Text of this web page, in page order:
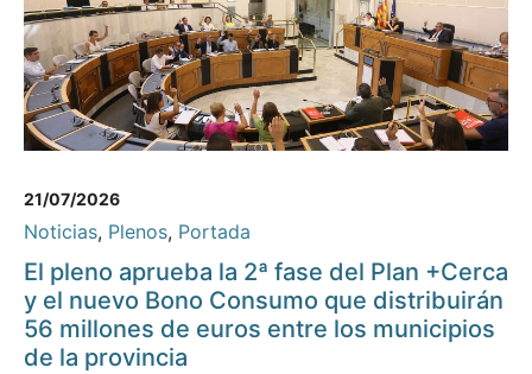
21/07/2026
Noticias, Plenos, Portada
El pleno aprueba la 2ª fase del Plan +Cerca
y el nuevo Bono Consumo que distribuirán
56 millones de euros entre los municipios
de la provincia